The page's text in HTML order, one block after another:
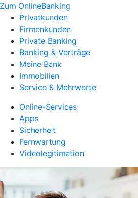
Zum OnlineBanking
Privatkunden
Firmenkunden
Private Banking
Banking & Verträge
Meine Bank
Immobilien
Service & Mehrwerte
Online-Services
Apps
Sicherheit
Fernwartung
Videolegitimation